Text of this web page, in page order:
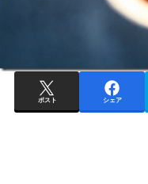
ポスト シェア